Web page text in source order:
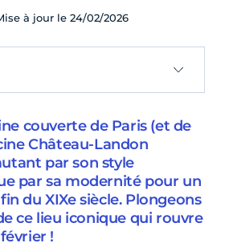
à jour le 24/02/2026
couverte de Paris (et de
Château-Landon
par son style
par sa modernité pour un
du XIXe siècle. Plongeons
ce lieu iconique qui rouvre
!